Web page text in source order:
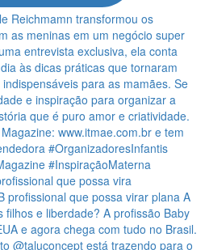
que possa vira